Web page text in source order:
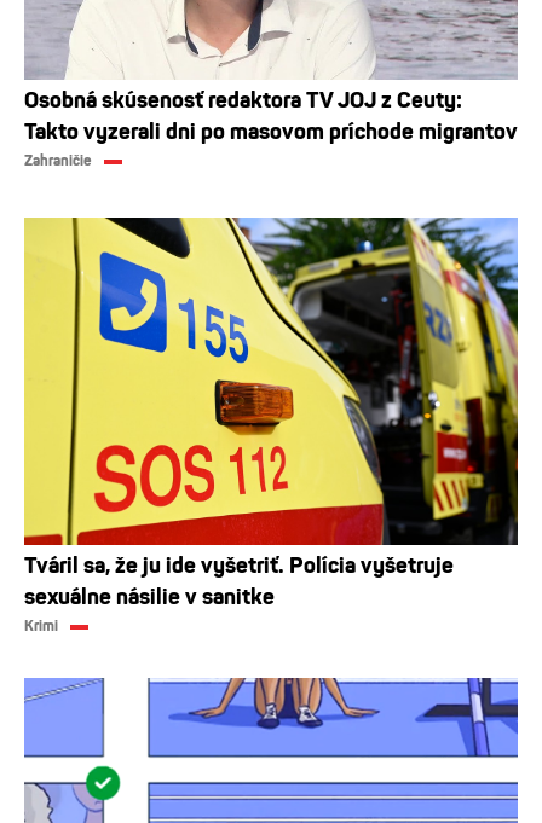
Osobná skúsenosť redaktora TV JOJ z Ceuty:
Takto vyzerali dni po masovom príchode migrantov
Zahraničie
Tváril sa, že ju ide vyšetriť. Polícia vyšetruje
sexuálne násilie v sanitke
Krimi